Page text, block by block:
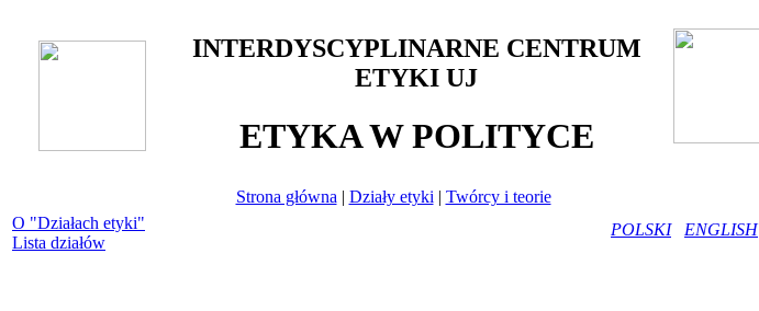
INTERDYSCYPLINARNE CENTRUM
ETYKI UJ
ETYKA W POLITYCE
Strona główna | Działy etyki | Twórcy i teorie
O "Działach etyki"
Lista działów
POLSKI ENGLISH